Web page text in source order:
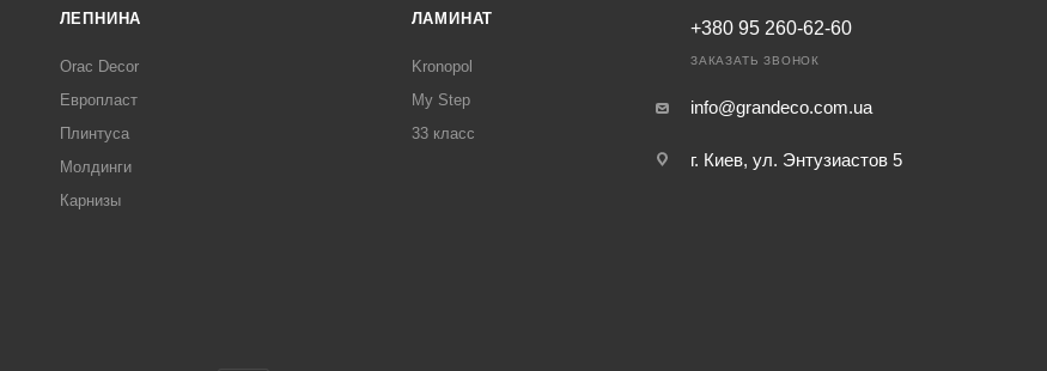
ЛЕПНИНА
Orac Decor
Европласт
Плинтуса
Молдинги
Карнизы
ЛАМИНАТ
Kronopol
My Step
33 класс
+380 95 260-62-60
ЗАКАЗАТЬ ЗВОНОК
info@grandeco.com.ua
г. Киев, ул. Энтузиастов 5